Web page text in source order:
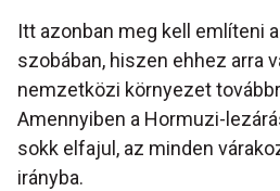
Itt azonban meg kell említeni
szobában, hiszen ehhez arra
nemzetközi környezet
Amennyiben a Hormuzi-
sokk elfajul, az minden
irányba.